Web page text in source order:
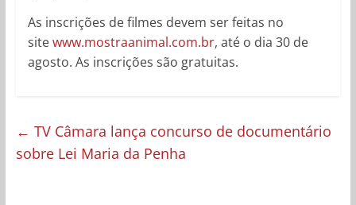
As inscrições de filmes devem ser feitas no
sitewww.mostraanimal.com.br, até o dia 30 de
agosto. As inscrições são gratuitas.
← TV Câmara lança concurso de documentário
sobre Lei Maria da Penha